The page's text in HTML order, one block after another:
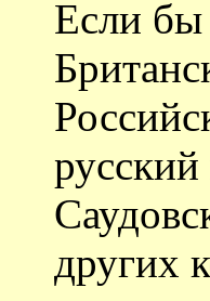
Если бы
других